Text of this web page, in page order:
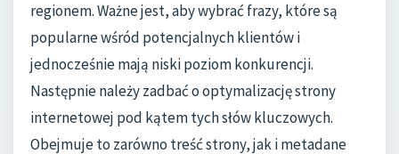
regionem. Ważne jest, aby wybrać frazy, które są
popularne wśród potencjalnych klientów i
jednocześnie mają niski poziom konkurencji.
Następnie należy zadbać o optymalizację strony
internetowej pod kątem tych słów kluczowych.
Obejmuje to zarówno treść strony, jak i metadane